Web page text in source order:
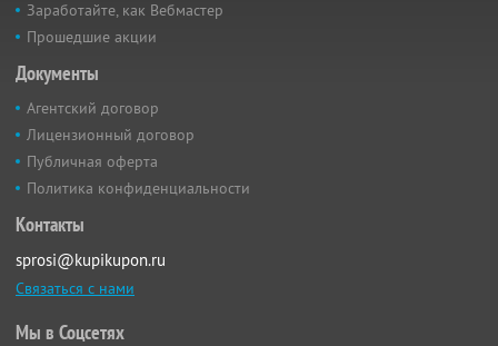
Заработайте, как Вебмастер
Прошедшие акции
Документы
Агентский договор
Лицензионный договор
Публичная оферта
Политика конфиденциальности
Контакты
sprosi@kupikupon.ru
Связаться с нами
Мы в Соцсетях